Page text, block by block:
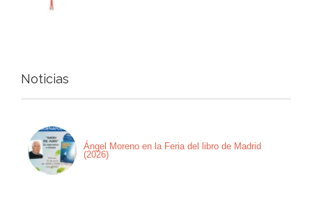
Noticias
Ángel Moreno en la Feria del libro de Madrid
(2026)